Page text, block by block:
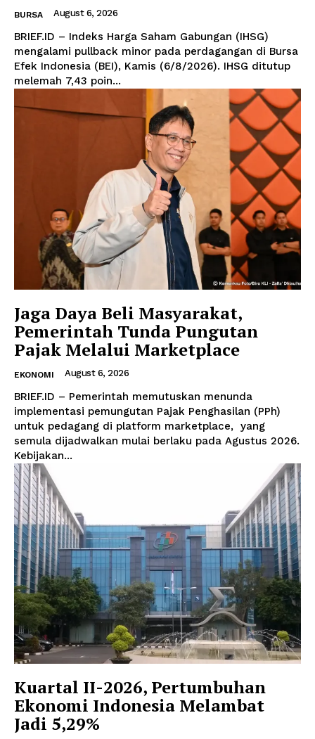
BURSA August 6, 2026
BRIEF.ID – Indeks Harga Saham Gabungan (IHSG)
mengalami pullback minor pada perdagangan di Bursa
Efek Indonesia (BEI), Kamis (6/8/2026). IHSG ditutup
melemah 7,43 poin...
Jaga Daya Beli Masyarakat,
Pemerintah Tunda Pungutan
Pajak Melalui Marketplace
EKONOMI August 6, 2026
BRIEF.ID – Pemerintah memutuskan menunda
implementasi pemungutan Pajak Penghasilan (PPh)
untuk pedagang di platform marketplace, yang
semula dijadwalkan mulai berlaku pada Agustus 2026.
Kebijakan...
Kuartal II-2026, Pertumbuhan
Ekonomi Indonesia Melambat
Jadi 5,29%